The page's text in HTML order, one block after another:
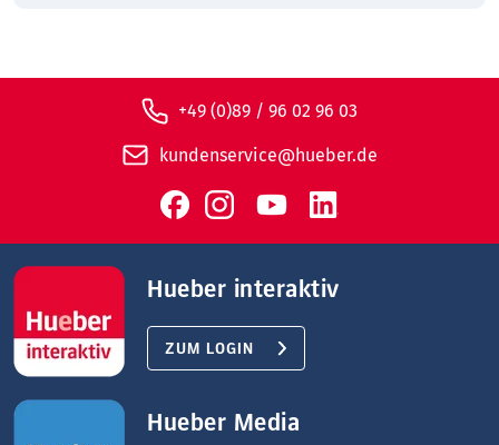
+49 (0)89 / 96 02 96 03
kundenservice@hueber.de
Hueber interaktiv
ZUM LOGIN
Hueber Media